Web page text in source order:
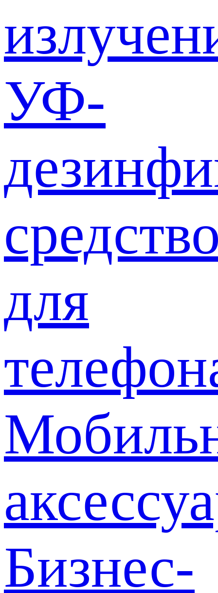
УФ-
для
Бизнес-